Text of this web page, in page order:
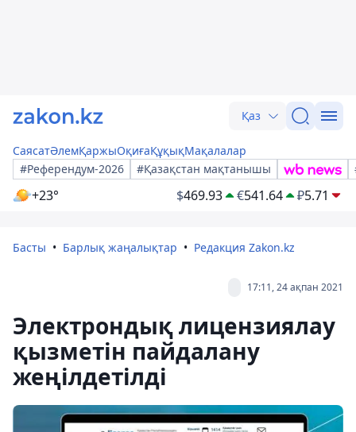
Қаз
СаясатӘлемҚаржыОқиғаҚұқықМақалалар
#Референдум-2026
#Қазақстан мақтанышы
+23° $469.93 €541.64 ₽5.71
Басты Барлық жаңалықтар Редакция Zakon.kz
17:11, 24 ақпан 2021
Электрондық лицензиялау
қызметін пайдалану
жеңілдетілді